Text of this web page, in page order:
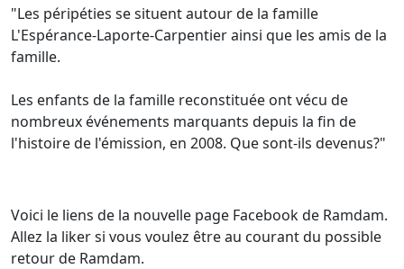
"Les péripéties se situent autour de la famille
L'Espérance-Laporte-Carpentier ainsi que les amis de la
famille.
Les enfants de la famille reconstituée ont vécu de
nombreux événements marquants depuis la fin de
l'histoire de l'émission, en 2008. Que sont-ils devenus?"
Voici le liens de la nouvelle page Facebook de Ramdam.
Allez la liker si vous voulez être au courant du possible
retour de Ramdam.